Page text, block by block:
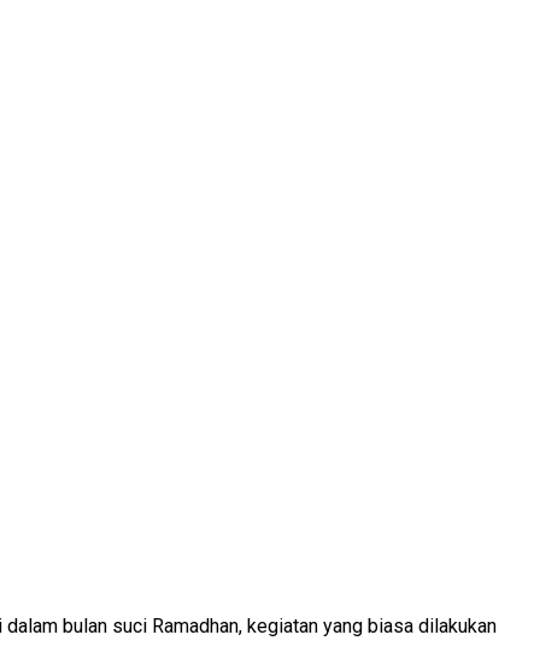
bulan suci Ramadhan, kegiatan yang biasa dilakukan